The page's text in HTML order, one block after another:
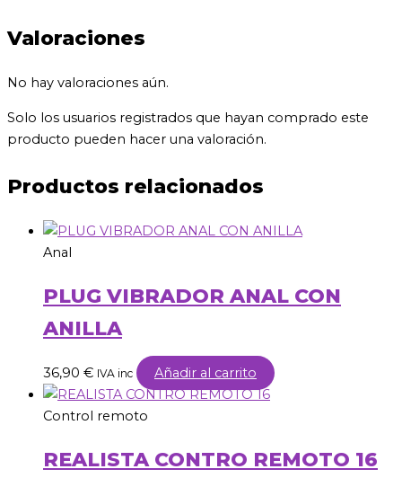
Valoraciones
No hay valoraciones aún.
Solo los usuarios registrados que hayan comprado este
producto pueden hacer una valoración.
Productos relacionados
Anal
PLUG VIBRADOR ANAL CON
ANILLA
36,90 € IVA inc Añadir al carrito
Control remoto
REALISTA CONTRO REMOTO 16